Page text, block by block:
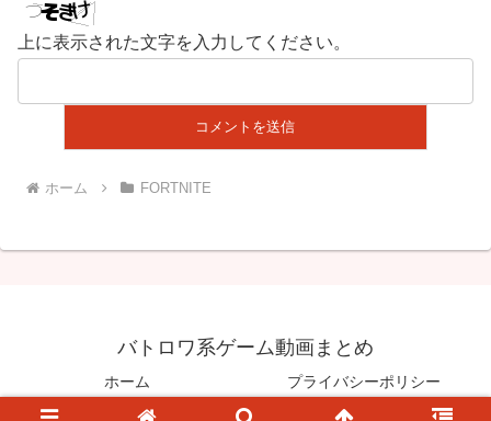
上に表示された文字を入力してください。
ホーム FORTNITE
バトロワ系ゲーム動画まとめ
ホーム プライバシーポリシー